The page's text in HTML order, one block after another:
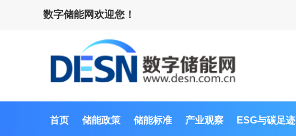
数字储能网欢迎您！
首页 储能政策 储能标准 产业观察 ESG与碳足迹